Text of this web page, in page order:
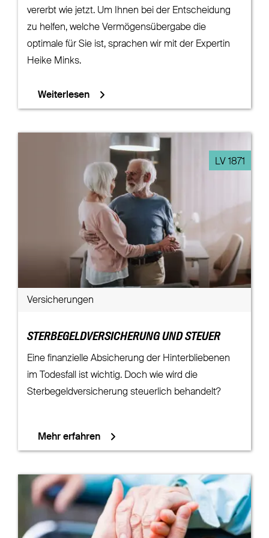
vererbt wie jetzt. Um Ihnen bei der Entscheidung
zu helfen, welche Vermögensübergabe die
optimale für Sie ist, sprachen wir mit der Expertin
Heike Minks.
Weiterlesen
LV 1871
Versicherungen
STERBEGELDVERSICHERUNG UND STEUER
Eine finanzielle Absicherung der Hinterbliebenen
im Todesfall ist wichtig. Doch wie wird die
Sterbegeldversicherung steuerlich behandelt?
Mehr erfahren